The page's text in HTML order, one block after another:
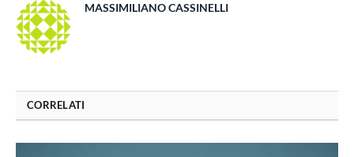
MASSIMILIANO CASSINELLI
CORRELATI